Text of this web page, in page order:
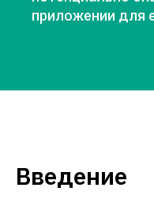
приложении для
Введение